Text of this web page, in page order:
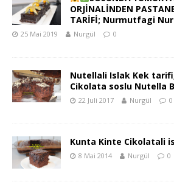
ORJİNALİNDEN
TARİFİ; Nurmutfagi
25 Mai 2019 Nurgül 0
Nutellali Islak Kek
Cikolata soslu Nutella
22 Juli 2017 Nurgül 0
Kunta Kinte Cikolatali
8 Mai 2014 Nurgül 0